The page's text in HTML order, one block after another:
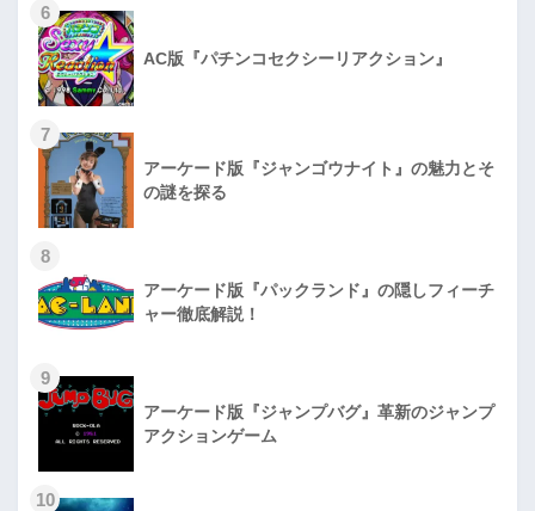
6
AC版『パチンコセクシーリアクション』
7
アーケード版『ジャンゴウナイト』の魅力とそ
の謎を探る
8
アーケード版『パックランド』の隠しフィーチ
ャー徹底解説！
9
アーケード版『ジャンプバグ』革新のジャンプ
アクションゲーム
10